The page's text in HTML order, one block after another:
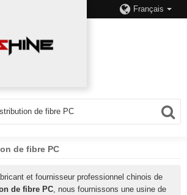
Français
de fibre PC
et fournisseur professionnel chinois de
de fibre PC, nous fournissons une usine de